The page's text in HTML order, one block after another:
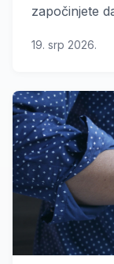
započinjete
može
19. srp 2026.